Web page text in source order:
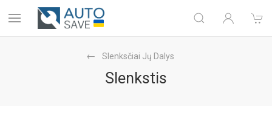
Slenksčiai Jų Dalys
Slenkstis